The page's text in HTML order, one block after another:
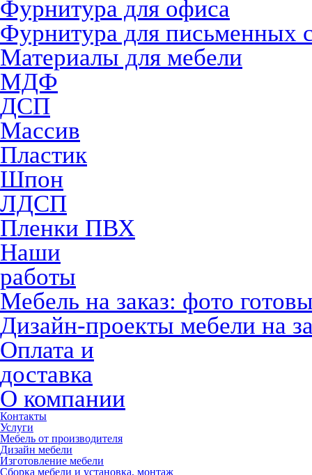
Фурнитура для офиса
Фурнитура для письменных
Материалы для мебели
МДФ
ДСП
Массив
Пластик
Шпон
ЛДСП
Пленки ПВХ
Наши
работы
Мебель на заказ: фото
Дизайн-проекты мебели на
Оплата и
доставка
О компании
Контакты
Услуги
Мебель от производителя
Дизайн мебели
Изготовление мебели
Сборка мебели и установка, монтаж